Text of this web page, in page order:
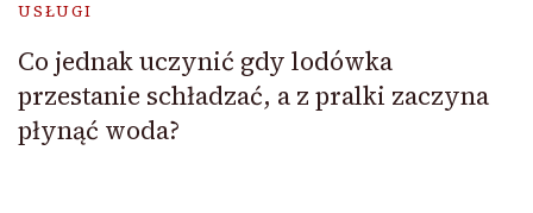
USŁUGI
Co jednak uczynić gdy lodówka
przestanie schładzać, a z pralki zaczyna
płynąć woda?